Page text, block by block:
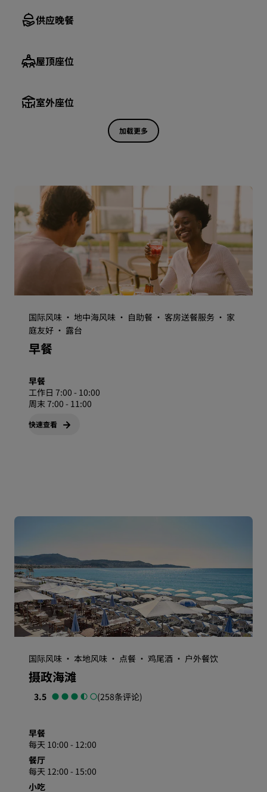
供应晚餐
屋顶座位
室外座位
加载更多
国际风味 · 地中海风味 · 自助餐 · 客房送餐服务 · 家
庭友好 · 露台
早餐
早餐
工作日 7:00 - 10:00
周末 7:00 - 11:00
快速查看
国际风味 · 本地风味 · 点餐 · 鸡尾酒 · 户外餐饮
摄政海滩
3.5 (258条评论)
早餐
每天 10:00 - 12:00
餐厅
每天 12:00 - 15:00
小吃